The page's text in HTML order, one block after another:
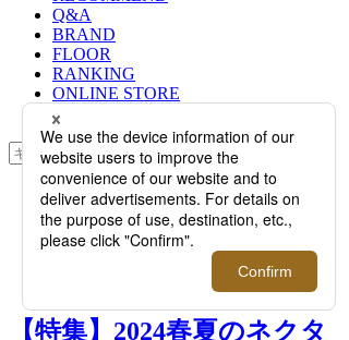
Q&A
BRAND
FLOOR
RANKING
ONLINE STORE
SERVICE
検索
TOP
PHOTO
【特集】2024春夏のネクタイ＆シャ
ツコーディネート。これを選べば間
違いないSTEP3を解説！
【特集】2024春夏のネクタ